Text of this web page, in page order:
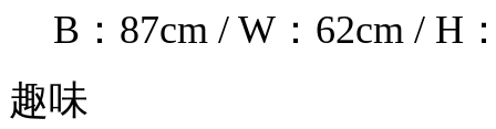
B：87cm / W：62cm / H
趣味